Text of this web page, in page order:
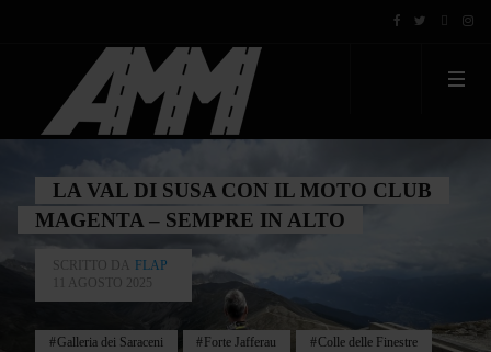
LA VAL DI SUSA CON IL MOTO CLUB
MAGENTA – SEMPRE IN ALTO
SCRITTO DA
FLAP
11 AGOSTO 2025
Galleria dei Saraceni Forte Jafferau Colle delle Finestre